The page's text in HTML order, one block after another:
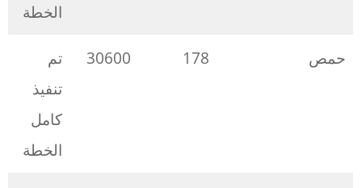
الخطة
حمص 178
30600
تم
تنفيذ
كامل
الخطة